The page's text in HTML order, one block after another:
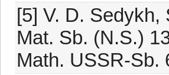
[5] V. D.
Mat. Sb. (N.S.)
Math. USSR-Sb.